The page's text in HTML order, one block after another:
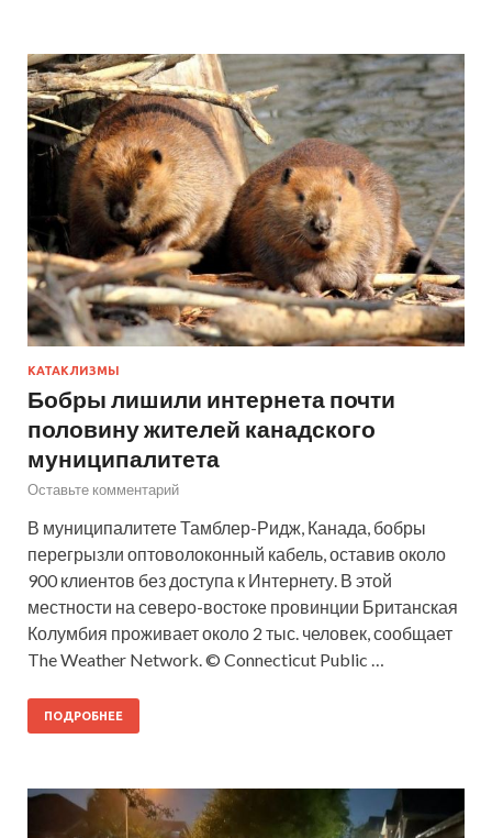
КАТАКЛИЗМЫ
Бобры лишили интернета почти
половину жителей канадского
муниципалитета
Оставьте комментарий
В муниципалитете Тамблер-Ридж, Канада, бобры
перегрызли оптоволоконный кабель, оставив около
900 клиентов без доступа к Интернету. В этой
местности на северо-востоке провинции Британская
Колумбия проживает около 2 тыс. человек, сообщает
The Weather Network. © Connecticut Public …
ПОДРОБНЕЕ